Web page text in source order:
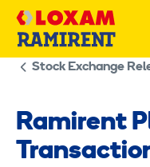
Skip
Stock Exchange
Ramirent